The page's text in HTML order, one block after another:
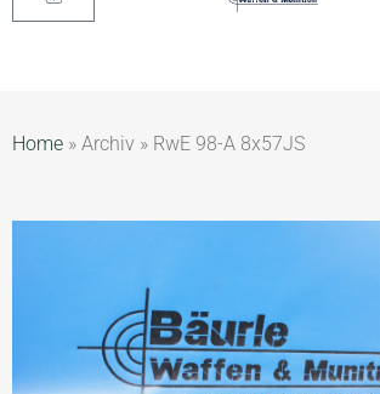
Home » Archiv » RwE 98-A 8x57JS